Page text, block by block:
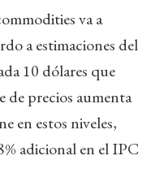
va a
a estimaciones del
10 dólares que
de precios aumenta
en estos niveles,
adicional en el IPC